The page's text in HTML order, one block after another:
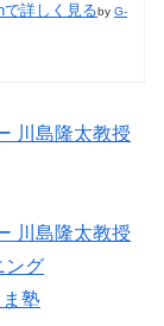
で詳しく見るby G-